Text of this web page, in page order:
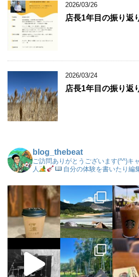
2026/03/26
店長1年目の振り
2026/03/24
店長1年目の振り返
blog_thebeat
ご訪問ありがとうございます(^^)キ
人
自分の体験を書いたり編